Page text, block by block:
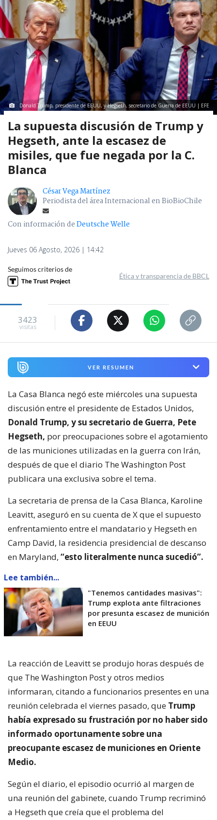
Donald Trump, presidente de EEUU, y Hegseth, secretario de Guerra de EEUU | EFE
La supuesta discusión de Trump y
Hegseth, ante la escasez de
misiles, que fue negada por la C.
Blanca
César Vega Martínez
Periodista del área Internacional en BioBioChile
Con información deDeutsche Welle
Jueves 06 Agosto, 2026 | 14:42
Seguimos criterios de
Ética y transparencia de BBCL
3423
visitas
VER RESUMEN
La Casa Blanca negó este miércoles una supuesta
discusión entre el presidente de Estados Unidos,
Donald Trump, y su secretario de Guerra, Pete
Hegseth, por preocupaciones sobre el agotamiento
de las municiones utilizadas en la guerra con Irán,
después de que el diario The Washington Post
publicara una exclusiva sobre el tema.
La secretaria de prensa de la Casa Blanca, Karoline
Leavitt, aseguró en su cuenta de X que el supuesto
enfrentamiento entre el mandatario y Hegseth en
Camp David, la residencia presidencial de descanso
en Maryland, “esto literalmente nunca sucedió”.
Lee también...
"Tenemos cantidades masivas":
Trump explota ante filtraciones
por presunta escasez de munición
en EEUU
La reacción de Leavitt se produjo horas después de
que The Washington Post y otros medios
informaran, citando a funcionarios presentes en una
reunión celebrada el viernes pasado, que Trump
había expresado su frustración por no haber sido
informado oportunamente sobre una
preocupante escasez de municiones en Oriente
Medio.
Según el diario, el episodio ocurrió al margen de
una reunión del gabinete, cuando Trump recriminó
a Hegseth que creía que el problema del